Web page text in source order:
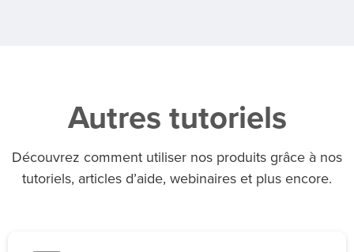
Autres tutoriels
Découvrez comment utiliser nos produits grâce à nos
tutoriels, articles d’aide, webinaires et plus encore.